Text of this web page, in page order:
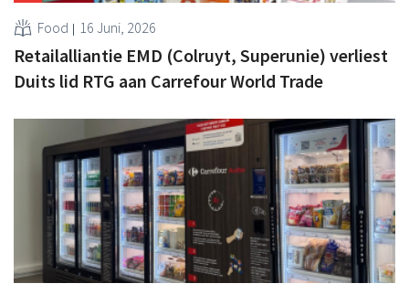
Food 16 Juni, 2026
Retailalliantie EMD (Colruyt, Superunie) verliest
Duits lid RTG aan Carrefour World Trade